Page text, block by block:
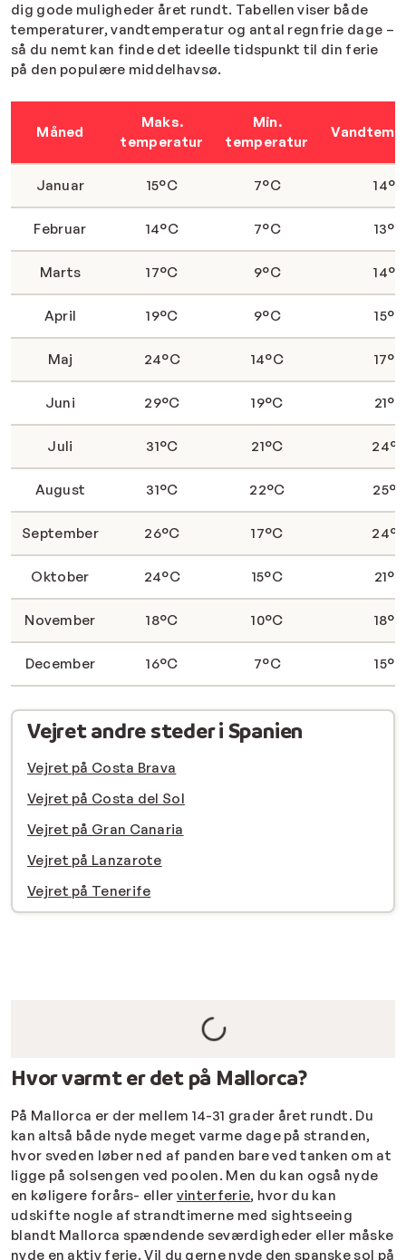
dig gode muligheder året rundt. Tabellen viser både
temperaturer, vandtemperatur og antal regnfrie dage –
så du nemt kan finde det ideelle tidspunkt til din ferie
på den populære middelhavsø.
Måned
Maks.
temperatur
Min.
temperatur
Januar 15°C 7°C 14°C
Februar 14°C 7°C 13°C
Marts 17°C 9°C 14°C
April 19°C 9°C 15°C
Maj 24°C 14°C 17°C
Juni 29°C 19°C 21°C
Juli 31°C 21°C
August 31°C 22°C
September 26°C 17°C
Oktober 24°C 15°C 21°C
November 18°C 10°C 18°C
December 16°C 7°C 15°C
Vejret andre steder i Spanien
Vejret på Costa Brava
Vejret på Costa del Sol
Vejret på Gran Canaria
Vejret på Lanzarote
Vejret på Tenerife
Hvor varmt er det på Mallorca?
På Mallorca er der mellem 14-31 grader året rundt. Du
kan altså både nyde meget varme dage på stranden,
hvor sveden løber ned af panden bare ved tanken om at
ligge på solsengen ved poolen. Men du kan også nyde
en køligere forårs- eller vinterferie, hvor du kan
udskifte nogle af strandtimerne med sightseeing
blandt Mallorca spændende seværdigheder eller måske
nyde en aktiv ferie. Vil du gerne nyde den spanske sol på